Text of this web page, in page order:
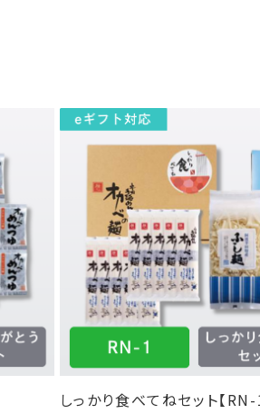
しっかり食べてねセット【RN-